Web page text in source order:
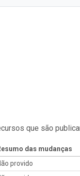
que são
das mudanças
provido